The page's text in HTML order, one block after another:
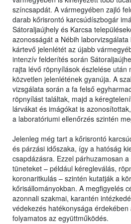
színcsapdát. A vármegyében zajló
darab kőrisrontó karcsúdíszbogár
Sátoraljaújhely és Karcsa
azonosságát a Nébih
kártevő jelenlétét az újabb
intenzív felderítés során
rajta lévő röpnyílások észlelése után
közvetlen jelenlétének gyanúja. A
vizsgálata során a fa felső
röpnyílást találtak, majd a
lárvákat és imágókat is
a laboratóriumi ellenőrzés szintén
Jelenleg még tart a kőrisrontó
és párzási időszaka, így a hatóság
csapdázásra. Ezzel párhuzamosan
tüneteket – például kéregleválás,
koronaritkulás – szintén kutatják a
kőrisállományokban. A megfigyelés
azonnali szakmai, karantén
védekezés hatékonysága
folyamatos az együttműködés.